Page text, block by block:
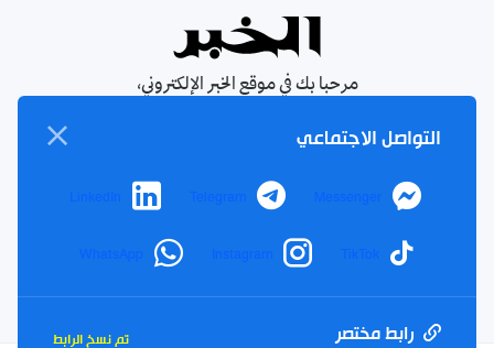
مرحبا بك في موقع الخبر الإلكتروني،
الإشتراك في النشرة البريدية
بإشتراكك معنا ستتمكن من الحصول على آخر الأخبار التي سيتم
نشرها في الموقع
بريدك
الالكتروني
التواصل الاجتماعي
Messenger
Telegram
LinkedIn
TikTok
Instagram
WhatsApp
رابط مختصر تم نسخ الرابط